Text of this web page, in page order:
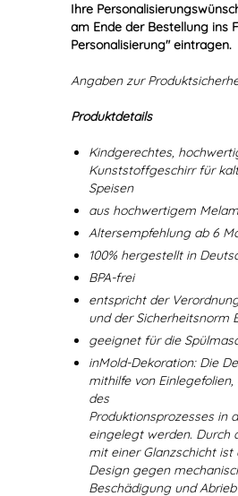
Ihre
am Ende der Bestellung ins
Personalisierung" eintragen.
Angaben zur
Produktdetails
Kindgerechtes,
Kunststoffgeschirr für
Speisen
aus hochwertigem
Altersempfehlung ab 6
100% hergestellt in
BPA-frei
entspricht der
und der Sicherheitsnorm
geeignet für die
inMold-Dekoration: Die
mithilfe von
des
Produktionsprozesses in
eingelegt werden. Durch
mit einer Glanzschicht ist
Design gegen
Beschädigung und